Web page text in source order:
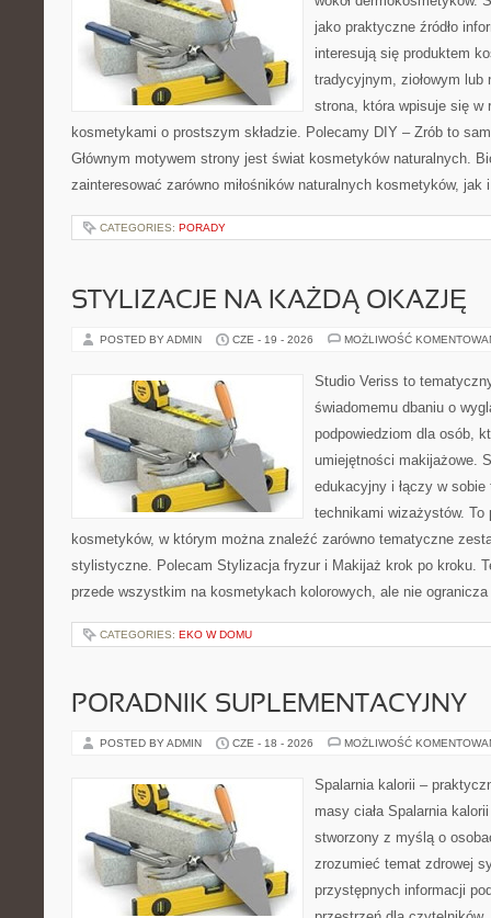
jako praktyczne źródło
interesują się produktem
tradycyjnym, ziołowym lub
strona, która wpisuje się w
kosmetykami o prostszym składzie. Polecamy DIY – Zrób to
Głównym motywem strony jest świat kosmetyków naturalnych.
zainteresować zarówno miłośników naturalnych kosmetyków,
CATEGORIES: PORADY
STYLIZACJE NA KAŻDĄ OKAZJĘ
POSTED BY ADMIN CZE - 19 - 2026 MOŻLIWOŚĆ
Studio Veriss to
świadomemu dbaniu o
podpowiedziom dla osób,
umiejętności makijażowe.
edukacyjny i łączy w
technikami wizażystów. To
kosmetyków, w którym można znaleźć zarówno tematyczne
stylistyczne. Polecam Stylizacja fryzur i Makijaż krok po kroku.
przede wszystkim na kosmetykach kolorowych, ale nie
CATEGORIES: EKO W DOMU
PORADNIK SUPLEMENTACYJNY
POSTED BY ADMIN CZE - 18 - 2026 MOŻLIWOŚĆ
Spalarnia kalorii –
masy ciała Spalarnia
stworzony z myślą o
zrozumieć temat zdrowej
przystępnych informacji